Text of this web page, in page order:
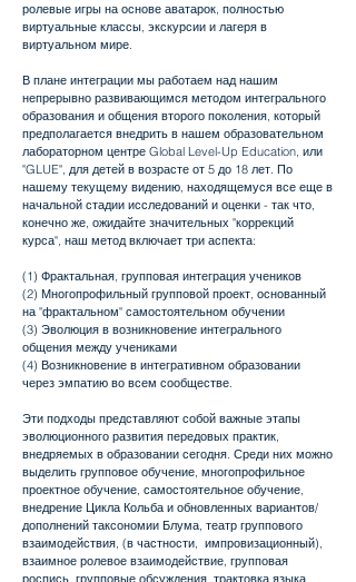
ролевые игры на основе аватарок, полностью
виртуальные классы, экскурсии и лагеря в
виртуальном мире.
В плане интеграции мы работаем над нашим
непрерывно развивающимся методом интегрального
образования и общения второго поколения, который
предполагается внедрить в нашем образовательном
лабораторном центре Global Level-Up Education, или
"GLUE", для детей в возрасте от 5 до 18 лет. По
нашему текущему видению, находящемуся все еще в
начальной стадии исследований и оценки - так что,
конечно же, ожидайте значительных "коррекций
курса", наш метод включает три аспекта:
(1) Фрактальная, групповая интеграция учеников
(2) Многопрофильный групповой проект, основанный
на "фрактальном" самостоятельном обучении
(3) Эволюция в возникновение интегрального
общения между учениками
(4) Возникновение в интегративном образовании
через эмпатию во всем сообществе.
Эти подходы представляют собой важные этапы
эволюционного развития передовых практик,
внедряемых в образовании сегодня. Среди них можно
выделить групповое обучение, многопрофильное
проектное обучение, самостоятельное обучение,
внедрение Цикла Кольба и обновленных вариантов/
дополнений таксономии Блума, театр группового
взаимодействия, (в частности, импровизационный),
взаимное ролевое взаимодействие, групповая
роспись, групповые обсуждения, трактовка языка